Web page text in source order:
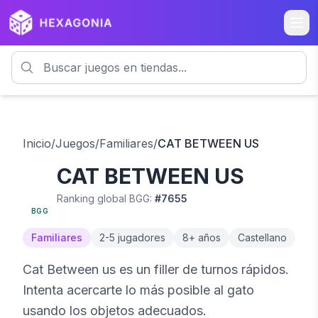
Inicio/Juegos/Familiares/CAT BETWEEN US
BGG
CAT BETWEEN US
Ranking global BGG: #7655
Familiares 2-5 jugadores 8+ años Castellano
Cat Between us es un filler de turnos rápidos.
Intenta acercarte lo más posible al gato
usando los objetos adecuados.